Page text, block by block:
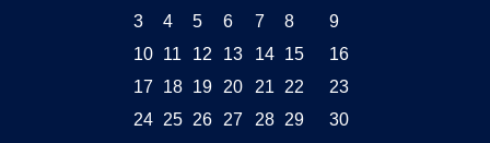
3
4 5 6 7 8
9
10
11 12 13 14 15
16
17
18 19 20 21 22
23
24
25 26 27 28 29 30